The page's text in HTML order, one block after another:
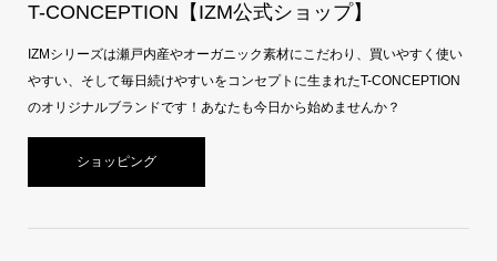
T-CONCEPTION【IZM公式ショップ】
IZMシリーズは瀬戸内産やオーガニック素材にこだわり、買いやすく使い
やすい、そして毎日続けやすいをコンセプトに生まれたT-CONCEPTION
のオリジナルブランドです！あなたも今日から始めませんか？
ショッピング